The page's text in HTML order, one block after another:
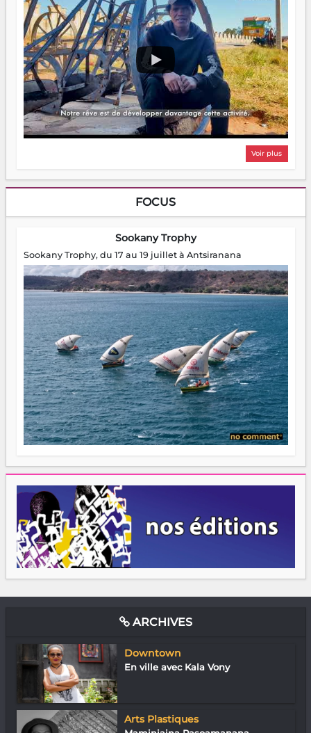
Voir plus
FOCUS
Sookany Trophy
Sookany Trophy, du 17 au 19 juillet à Antsiranana
ARCHIVES
Downtown
En ville avec Kala Vony
Arts Plastiques